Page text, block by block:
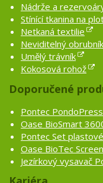
Nádrže a
Stínící tkanina na
Netkaná textilie
Neviditelný obrubník
Umělý trávník
Kokosová rohož
Doporučené
Pontec
Oase BioSmart
Pontec Set
Oase BioTec
Jezírkový vysavač